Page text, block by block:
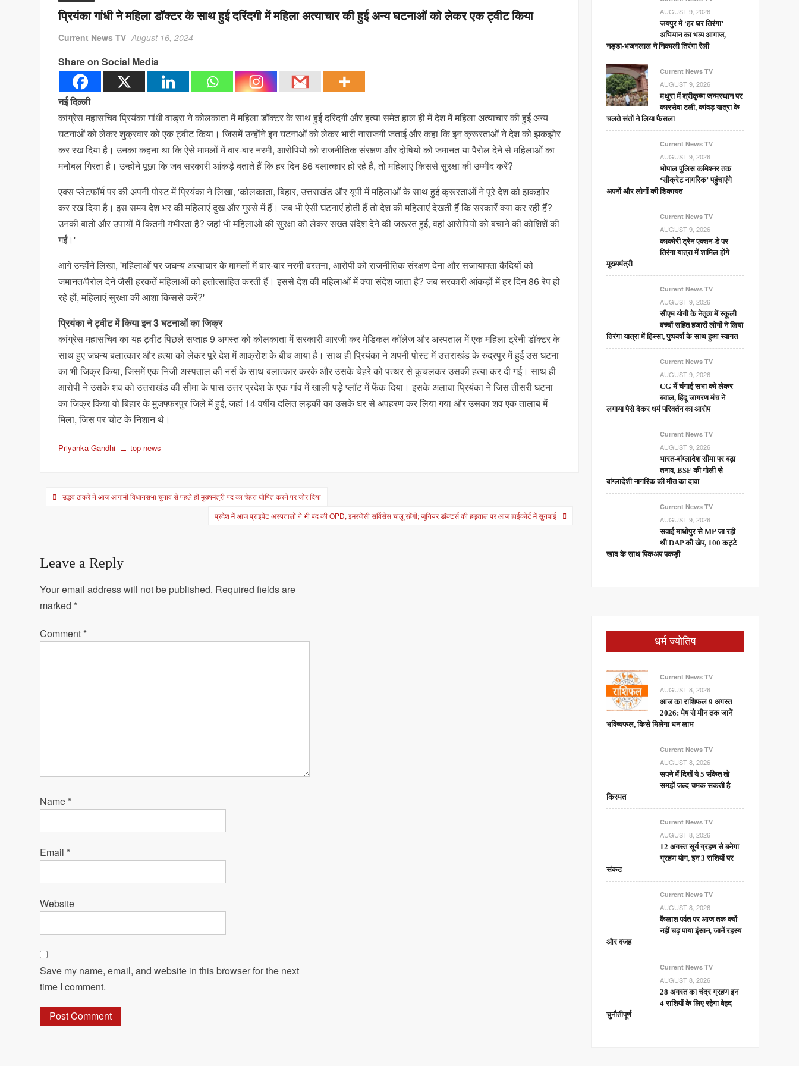
प्रियंका गांधी ने महिला डॉक्टर के साथ हुई दरिंदगी में महिला अत्याचार की हुई अन्य घटनाओं को लेकर एक ट्वीट किया
Current News TV August 16, 2024
Share on Social Media
नई दिल्ली
कांग्रेस महासचिव प्रियंका गांधी वाड्रा ने कोलकाता में महिला डॉक्टर के साथ हुई दरिंदगी और हत्या समेत हाल ही में देश में महिला अत्याचार की हुई अन्य
घटनाओं को लेकर शुक्रवार को एक ट्वीट किया। जिसमें उन्होंने इन घटनाओं को लेकर भारी नाराजगी जताई और कहा कि इन क्रूरताओं ने देश को झकझोर
कर रख दिया है। उनका कहना था कि ऐसे मामलों में बार-बार नरमी, आरोपियों को राजनीतिक संरक्षण और दोषियों को जमानत या पैरोल देने से महिलाओं का
मनोबल गिरता है। उन्होंने पूछा कि जब सरकारी आंकड़े बताते हैं कि हर दिन 86 बलात्कार हो रहे हैं, तो महिलाएं किससे सुरक्षा की उम्मीद करें?
एक्स प्लेटफॉर्म पर की अपनी पोस्ट में प्रियंका ने लिखा, 'कोलकाता, बिहार, उत्तराखंड और यूपी में महिलाओं के साथ हुई क्रूरताओं ने पूरे देश को झकझोर
कर रख दिया है। इस समय देश भर की महिलाएं दुख और गुस्से में हैं। जब भी ऐसी घटनाएं होती हैं तो देश की महिलाएं देखती हैं कि सरकारें क्या कर रही हैं?
उनकी बातों और उपायों में कितनी गंभीरता है? जहां भी महिलाओं की सुरक्षा को लेकर सख्त संदेश देने की जरूरत हुई, वहां आरोपियों को बचाने की कोशिशें की
गईं।'
आगे उन्होंने लिखा, 'महिलाओं पर जघन्य अत्याचार के मामलों में बार-बार नरमी बरतना, आरोपी को राजनीतिक संरक्षण देना और सजायाफ्ता कैदियों को
जमानत/पैरोल देने जैसी हरकतें महिलाओं को हतोत्साहित करती हैं। इससे देश की महिलाओं में क्या संदेश जाता है? जब सरकारी आंकड़ों में हर दिन 86 रेप हो
रहे हों, महिलाएं सुरक्षा की आशा किससे करें?'
प्रियंका ने ट्वीट में किया इन 3 घटनाओं का जिक्र
कांग्रेस महासचिव का यह ट्वीट पिछले सप्ताह 9 अगस्त को कोलकाता में सरकारी आरजी कर मेडिकल कॉलेज और अस्पताल में एक महिला ट्रेनी डॉक्टर के
साथ हुए जघन्य बलात्कार और हत्या को लेकर पूरे देश में आक्रोश के बीच आया है। साथ ही प्रियंका ने अपनी पोस्ट में उत्तराखंड के रुद्रपुर में हुई उस घटना
का भी जिक्र किया, जिसमें एक निजी अस्पताल की नर्स के साथ बलात्कार करके और उसके चेहरे को पत्थर से कुचलकर उसकी हत्या कर दी गई। साथ ही
आरोपी ने उसके शव को उत्तराखंड की सीमा के पास उत्तर प्रदेश के एक गांव में खाली पड़े प्लॉट में फेंक दिया। इसके अलावा प्रियंका ने जिस तीसरी घटना
का जिक्र किया वो बिहार के मुजफ्फरपुर जिले में हुई, जहां 14 वर्षीय दलित लड़की का उसके घर से अपहरण कर लिया गया और उसका शव एक तालाब में
मिला, जिस पर चोट के निशान थे।
Priyanka Gandhi top-news
Postउद्धव ठाकरे ने आज आगामी विधानसभा चुनाव से पहले ही मुख्यमंत्री पद का चेहरा घोषित करने पर जोर दिया
प्रदेश में आज प्राइवेट अस्पतालों ने भी बंद की OPD, इमरजेंसी सर्विसेस चालू रहेंगी; जूनियर डॉक्टर्स की हड़ताल पर आज हाईकोर्ट में सुनवाई
Leave a Reply
Your email address will not be published. Required fields are
marked *
Comment *
Name *
Email *
Website
Save my name, email, and website in this browser for the next
time I comment.
AUGUST 9, 2026
जयपुर में ‘हर घर तिरंगा’
अभियान का भव्य आगाज,
नड्डा-भजनलाल ने निकाली तिरंगा रैली
Current News TV
AUGUST 9, 2026
मथुरा में श्रीकृष्ण जन्मस्थान पर
कारसेवा टली, कांवड़ यात्रा के
चलते संतों ने लिया फैसला
Current News TV
AUGUST 9, 2026
भोपाल पुलिस कमिश्नर तक
‘सीक्रेट नागरिक’ पहुंचाएंगे
अपनों और लोगों की शिकायत
Current News TV
AUGUST 9, 2026
काकोरी ट्रेन एक्शन-डे पर
तिरंगा यात्रा में शामिल होंगे
मुख्यमंत्री
Current News TV
AUGUST 9, 2026
सीएम योगी के नेतृत्व में स्कूली
बच्चों सहित हजारों लोगों ने लिया
तिरंगा यात्रा में हिस्सा, पुष्पवर्षा के साथ हुआ स्वागत
Current News TV
AUGUST 9, 2026
CG में चंगाई सभा को लेकर
बवाल, हिंदू जागरण मंच ने
लगाया पैसे देकर धर्म परिवर्तन का आरोप
Current News TV
AUGUST 9, 2026
भारत-बांग्लादेश सीमा पर बढ़ा
तनाव, BSF की गोली से
बांग्लादेशी नागरिक की मौत का दावा
Current News TV
AUGUST 9, 2026
सवाई माधोपुर से MP जा रही
थी DAP की खेप, 100 कट्टे
खाद के साथ पिकअप पकड़ी
धर्म ज्योतिष
Current News TV
AUGUST 8, 2026
आज का राशिफल 9 अगस्त
2026: मेष से मीन तक जानें
भविष्यफल, किसे मिलेगा धन लाभ
Current News TV
AUGUST 8, 2026
सपने में दिखें ये 5 संकेत तो
समझें जल्द चमक सकती है
किस्मत
Current News TV
AUGUST 8, 2026
12 अगस्त सूर्य ग्रहण से बनेगा
ग्रहण योग, इन 3 राशियों पर
संकट
Current News TV
AUGUST 8, 2026
कैलाश पर्वत पर आज तक क्यों
नहीं चढ़ पाया इंसान, जानें रहस्य
और वजह
Current News TV
AUGUST 8, 2026
28 अगस्त का चंद्र ग्रहण इन
4 राशियों के लिए रहेगा बेहद
चुनौतीपूर्ण